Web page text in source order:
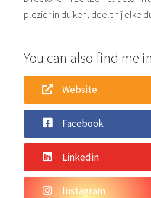
plezier in duiken, deelt hij elke
You can also find me
Website
Facebook
Linkedin
Instagram